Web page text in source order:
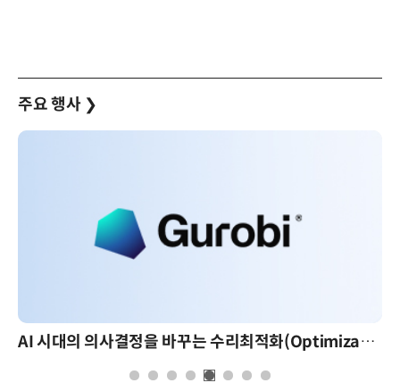
주요 행사 ❯
AI 시대의 의사결정을 바꾸는 수리최적화(Optimization): 실제 산업 적용 사례와 활용 전략